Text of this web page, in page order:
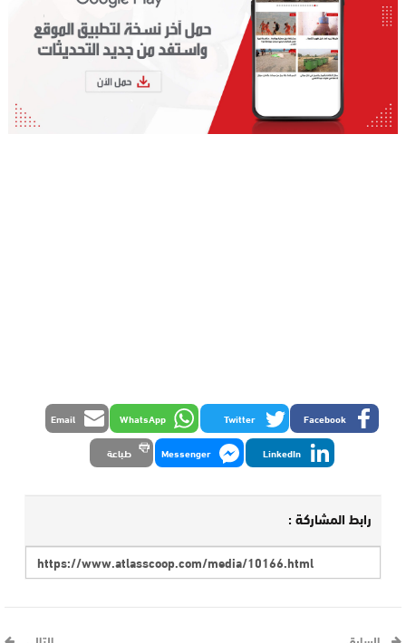
Facebook
Twitter
WhatsApp
Email
LinkedIn
Messenger طباعة
رابط المشاركة :